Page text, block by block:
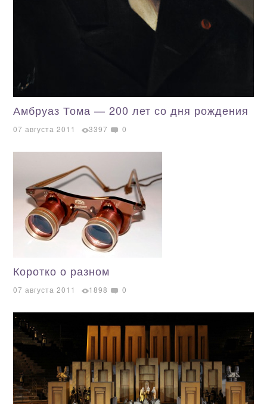
Амбруаз Тома — 200 лет со дня рождения
07 августа 2011 3397 0
Коротко о разном
07 августа 2011 1898 0